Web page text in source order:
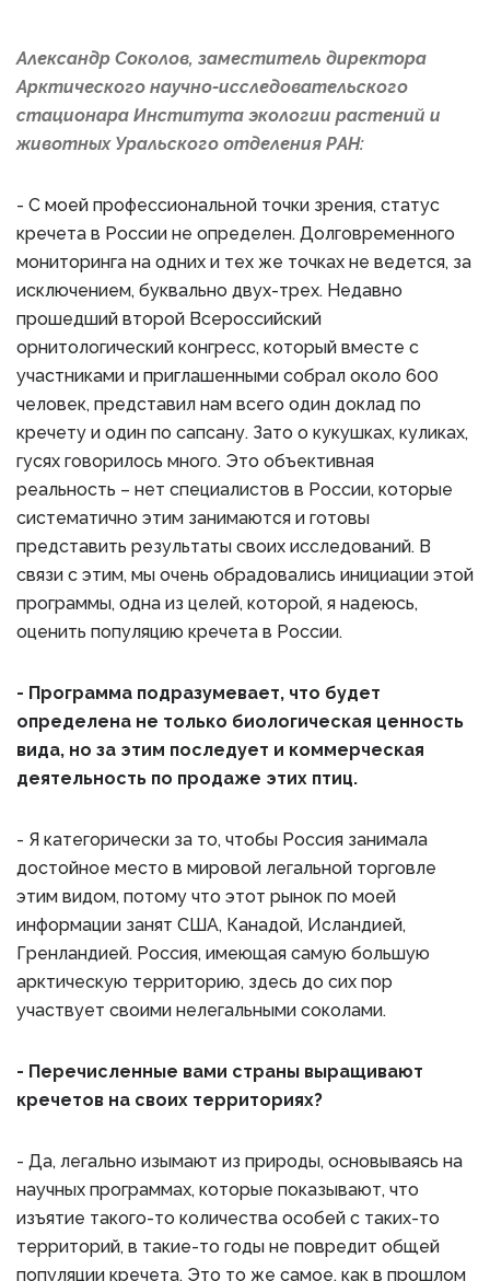
Александр Соколов, заместитель директора
Арктического научно-исследовательского
стационара Института экологии растений и
животных Уральского отделения РАН:
- С моей профессиональной точки зрения, статус
кречета в России не определен. Долговременного
мониторинга на одних и тех же точках не ведется, за
исключением, буквально двух-трех. Недавно
прошедший второй Всероссийский
орнитологический конгресс, который вместе с
участниками и приглашенными собрал около 600
человек, представил нам всего один доклад по
кречету и один по сапсану. Зато о кукушках, куликах,
гусях говорилось много. Это объективная
реальность – нет специалистов в России, которые
систематично этим занимаются и готовы
представить результаты своих исследований. В
связи с этим, мы очень обрадовались инициации этой
программы, одна из целей, которой, я надеюсь,
оценить популяцию кречета в России.
- Программа подразумевает, что будет
определена не только биологическая ценность
вида, но за этим последует и коммерческая
деятельность по продаже этих птиц.
- Я категорически за то, чтобы Россия занимала
достойное место в мировой легальной торговле
этим видом, потому что этот рынок по моей
информации занят США, Канадой, Исландией,
Гренландией. Россия, имеющая самую большую
арктическую территорию, здесь до сих пор
участвует своими нелегальными соколами.
- Перечисленные вами страны выращивают
кречетов на своих территориях?
- Да, легально изымают из природы, основываясь на
научных программах, которые показывают, что
изъятие такого-то количества особей с таких-то
территорий, в такие-то годы не повредит общей
популяции кречета. Это то же самое, как в прошлом